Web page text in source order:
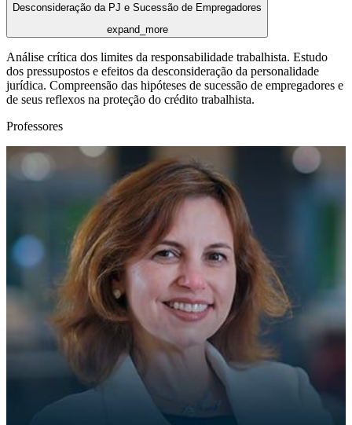
Desconsideração da PJ e Sucessão de Empregadores
expand_more
Análise crítica dos limites da responsabilidade trabalhista. Estudo
dos pressupostos e efeitos da desconsideração da personalidade
jurídica. Compreensão das hipóteses de sucessão de empregadores e
de seus reflexos na proteção do crédito trabalhista.
Professores